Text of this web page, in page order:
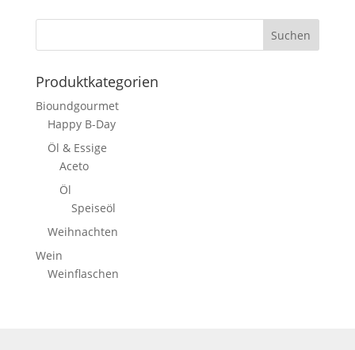
Suchen
Produktkategorien
Bioundgourmet
Happy B-Day
Öl & Essige
Aceto
Öl
Speiseöl
Weihnachten
Wein
Weinflaschen